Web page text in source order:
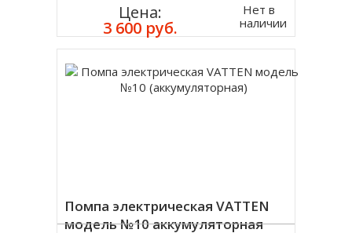
Цена:
3 600 руб.
Нет в
наличии
Помпа электрическая VATTEN
модель №10 аккумуляторная